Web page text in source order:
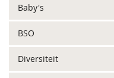
Baby's
BSO
Diversiteit